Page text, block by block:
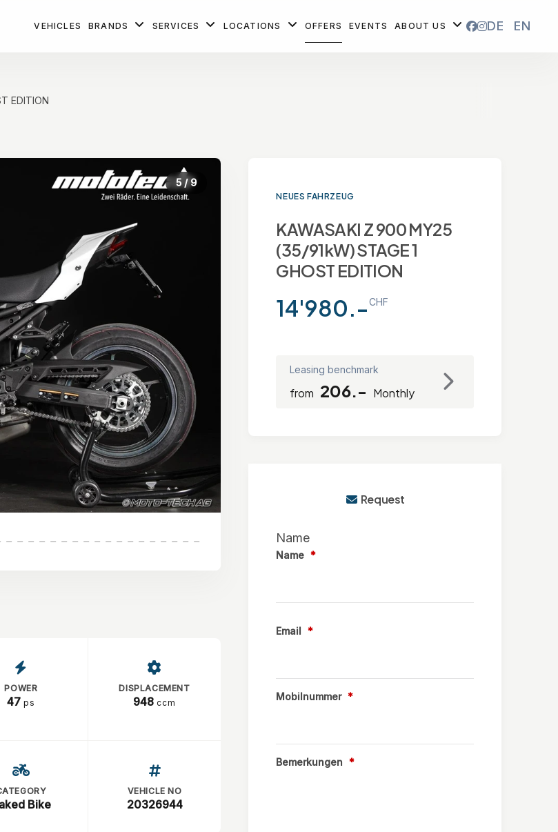
VEHICLES BRANDS SERVICES LOCATIONS OFFERS EVENTS ABOUT US DE EN
EDITION
5 / 9
NEUES FAHRZEUG
KAWASAKI Z 900 MY25
(35/91kW) STAGE 1
GHOST EDITION
14'980.-CHF
Leasing benchmark
from 206.- Monthly
Request
Name
Name *
Email *
Mobilnummer *
Bemerkungen *
POWER
47 ps
DISPLACEMENT
948 ccm
Bike
VEHICLE NO
20326944